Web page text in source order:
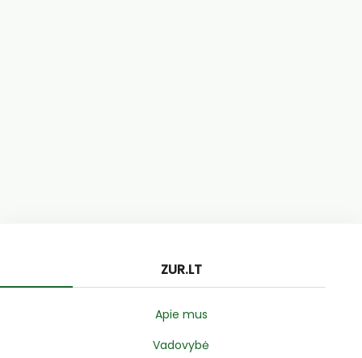
ZUR.LT
Apie mus
Vadovybė